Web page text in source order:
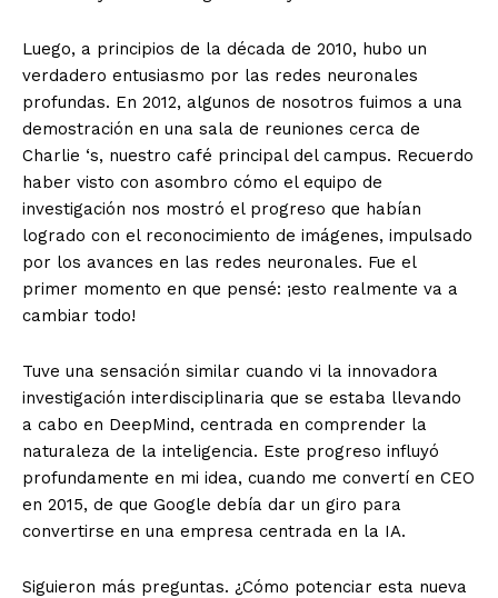
Luego, a principios de la década de 2010, hubo un
verdadero entusiasmo por las redes neuronales
profundas. En 2012, algunos de nosotros fuimos a una
demostración en una sala de reuniones cerca de
Charlie ‘s, nuestro café principal del campus. Recuerdo
haber visto con asombro cómo el equipo de
investigación nos mostró el progreso que habían
logrado con el reconocimiento de imágenes, impulsado
por los avances en las redes neuronales. Fue el
primer momento en que pensé: ¡esto realmente va a
cambiar todo!
Tuve una sensación similar cuando vi la innovadora
investigación interdisciplinaria que se estaba llevando
a cabo en DeepMind, centrada en comprender la
naturaleza de la inteligencia. Este progreso influyó
profundamente en mi idea, cuando me convertí en CEO
en 2015, de que Google debía dar un giro para
convertirse en una empresa centrada en la IA.
Siguieron más preguntas. ¿Cómo potenciar esta nueva